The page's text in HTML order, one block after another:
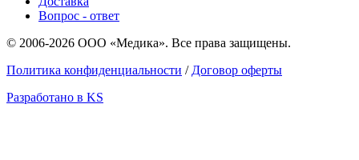
Вопрос - ответ
© 2006-2026 ООО «Медика». Все права защищены.
Политика конфиденциальности / Договор оферты
Разработано в KS